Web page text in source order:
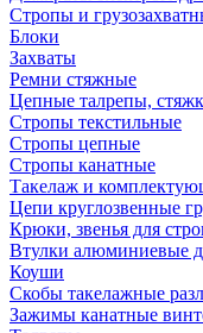
Стропы и
Блоки
Захваты
Ремни стяжные
Цепные талрепы,
Стропы текстильные
Стропы цепные
Стропы канатные
Такелаж и
Цепи круглозвенные
Крюки, звенья для
Втулки алюминиевые
Коуши
Скобы такелажные
Зажимы канатные